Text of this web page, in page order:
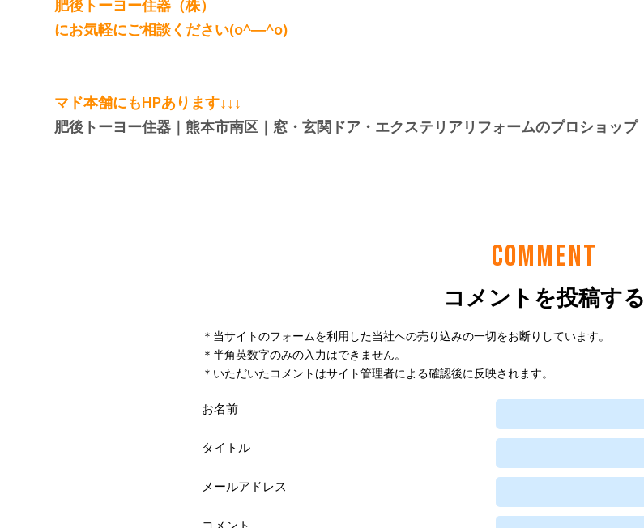
COMMENT
コメントを投稿する
＊当サイトのフォームを利用した当社への売り込みの一切をお断りしています。
＊半角英数字のみの入力はできません。
＊いただいたコメントはサイト管理者による確認後に反映されます。
お名前
タイトル
メールアドレス